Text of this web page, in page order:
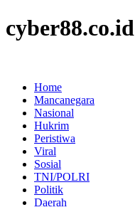
cyber88.co.id
Home
Mancanegara
Nasional
Hukrim
Peristiwa
Viral
Sosial
TNI/POLRI
Politik
Daerah